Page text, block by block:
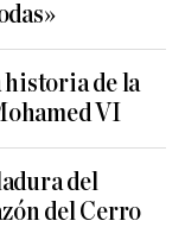
historia de la
VI
del
del Cerro